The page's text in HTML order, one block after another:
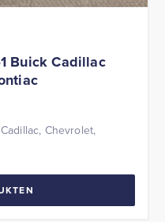
Buick Cadillac
Chevrolet,